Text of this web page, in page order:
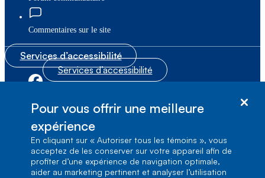
Commentaires sur le site
Services d’accessibilité
Services d’accessibilité
1, carrefour Alexander-Graham-Bell, Aile A-7,
Verdun, Québec, H3E 3B3
Pour vous offrir une meilleure
expérience
En cliquant sur « Autoriser tous les témoins », vous
acceptez de les conserver sur votre appareil afin de
profiter d’une expérience de navigation optimale,
aider au marketing pertinent et analyser l’utilisation